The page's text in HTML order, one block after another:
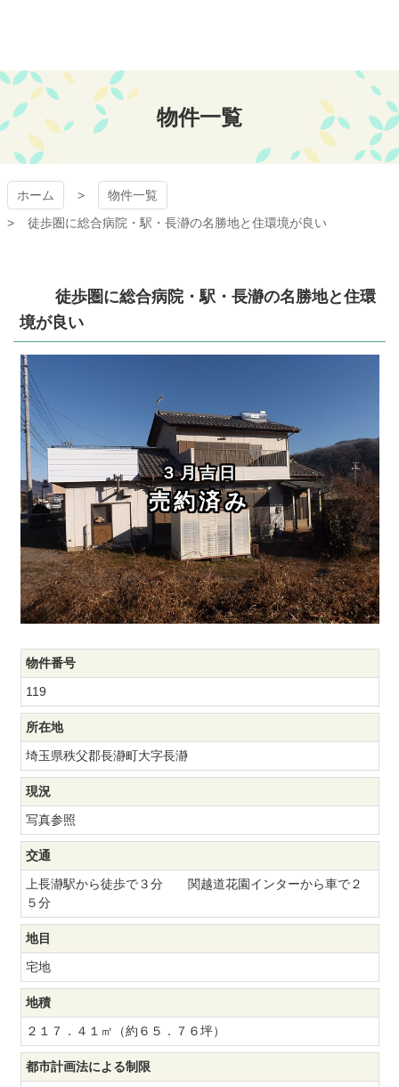
ツ
文
プ
おちあい不動産
物件一覧
ホーム
物件一覧
徒歩圏に総合病院・駅・長瀞の名勝地と住環境が良い
徒歩圏に総合病院・駅・長瀞の名勝地と住環
境が良い
３月吉日
売約済み
物件番号
119
所在地
埼玉県秩父郡長瀞町大字長瀞
現況
写真参照
交通
上長瀞駅から徒歩で３分 関越道花園インターから車で２
５分
地目
宅地
地積
２１７．４１㎡（約６５．７６坪）
都市計画法による制限